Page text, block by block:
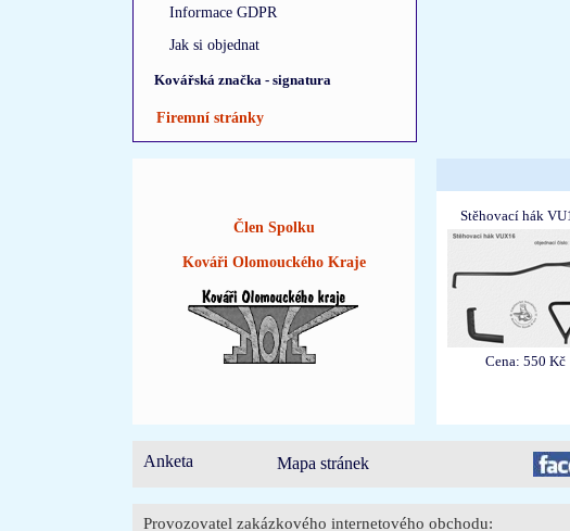
Informace GDPR
Jak si objednat
Kovářská značka - signatura
Firemní stránky
Člen Spolku
Kováři Olomouckého Kraje
Stěhovací hák
Cena: 550 Kč
Anketa Mapa stránek
Provozovatel zakázkového internetového obchodu: